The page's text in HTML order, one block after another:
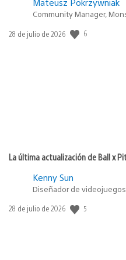
Mateusz Pokrzywniak
Community Manager,
Fecha
28 de julio de 2026 6
La última actualización de Ball x
Kenny Sun
Diseñador de
Fecha
28 de julio de 2026 5